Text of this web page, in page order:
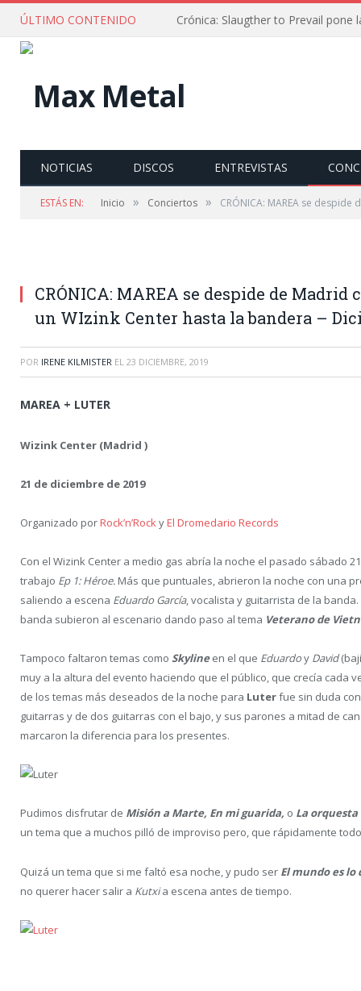
ÚLTIMO CONTENIDO
NOTICIAS DISCOS ENTREVISTAS
ESTÁS EN: Inicio » Conciertos » CRÓNICA: MAREA se
CRÓNICA: MAREA se despide de
un WIzink Center hasta la bandera –
POR IRENE KILMISTER EL 23 DICIEMBRE, 2019
MAREA + LUTER
Wizink Center (Madrid )
21 de diciembre de 2019
Organizado porRock’n’RockyEl Dromedario Records
Con el Wizink Center a medio gas abría la noche el pasado sábado
trabajo Ep 1: Héroe. Más que puntuales, abrieron la noche con una
saliendo a escena Eduardo García, vocalista y guitarrista de la
banda subieron al escenario dando paso al tema Veterano de
Tampoco faltaron temas como Skylineen el que Eduardoy David
muy a la altura del evento haciendo que el público, que crecía cada
de los temas más deseados de la noche para Luterfue sin duda
guitarras y de dos guitarras con el bajo, y sus parones a mitad de
marcaron la diferencia para los presentes.
Pudimos disfrutar de Misión a Marte, En mi guarida, o La
un tema que a muchos pilló de improviso pero, que rápidamente
Quizá un tema que si me faltó esa noche, y pudo ser El mundo es
no querer hacer salir a Kutxia escena antes de tiempo.